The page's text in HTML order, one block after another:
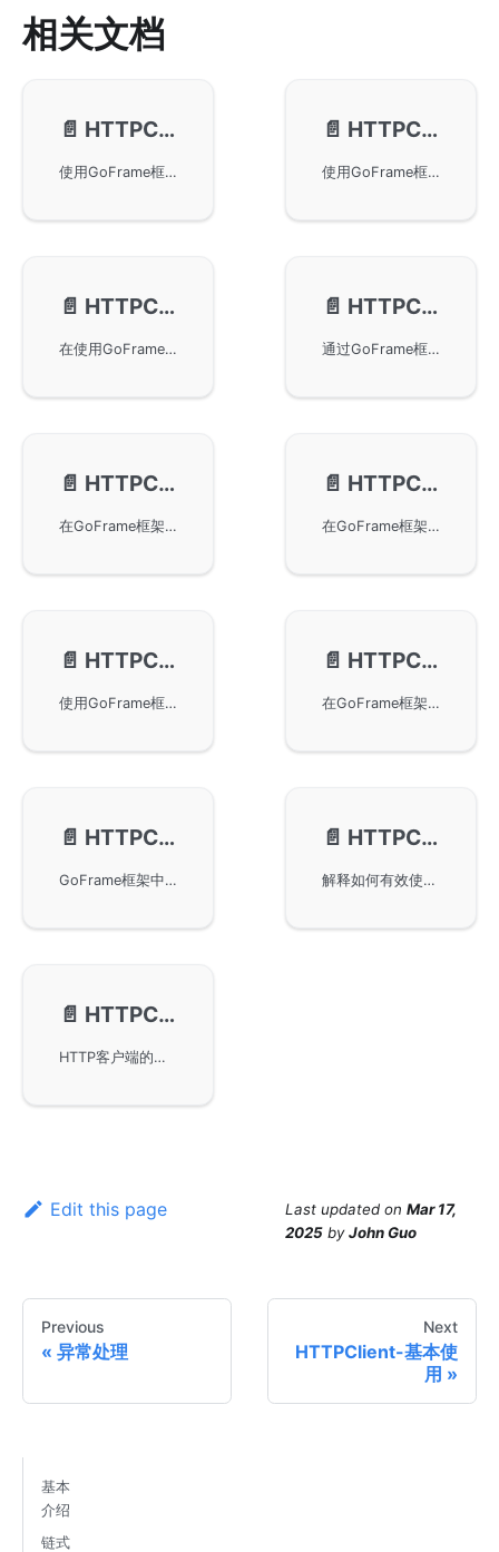
相关文档
📄️ HTTPClient-基本使用
使用GoFrame框架通过基本的HTTP客户端操作来发送GET、POST、DELETE请求，并处理返回值。本文还讨论了如何使用POST方法发送JSON数据、使用多参数、map类型参数进行请求。同时，提供了*Bytes、*Content和*Var方法的简要介绍，以帮助开发者更便捷地处理HTTP请求和响应内容。
📄️ HTTPClient-文件上传
使用GoFrame框架进行HTTP客户端文件上传，实现了方便的文件上传功能，并提供了三个主要的接口以支持单个和多个文件的上传。详细讲解了服务端及客户端的实现代码，并提供了自定义文件名称和规范路由接收上传文件的方法，适用于需要集成文件上传功能的开发场景。
📄️ HTTPClient-自定义Cookie
在使用GoFrame框架的HTTP客户端中自定义发送给服务端的Cookie内容，主要通过SetCookie和SetCookieMap方法实现。通过简单的服务端和客户端示例展示了如何设置与接收自定义的Cookie参数，实现HTTP客户端的个性化请求。
📄️ HTTPClient-自定义Header
通过GoFrame框架的HTTPClient功能，用户可以自定义HTTP请求的Header信息。本文介绍了如何利用SetHeader、SetHeaderMap和SetHeaderRaw等方法设置和发送Header，从而实现自定义链路跟踪信息，如Span-Id和Trace-Id。通过简单的代码示例，展示了客户端如何与服务端交互并返回结果。
📄️ HTTPClient-自定义ContentType
在GoFrame框架中使用HTTPClient自定义请求的ContentType。通过不同的操作方法如ContentJson和ContentXml，可以设置请求的Content-Type分别为application/json和application/xml。同时也提供了自定义ContentType的方法例子，帮助开发者灵活设置请求参数和编码方式，以满足不同的API请求需求。
📄️ HTTPClient-自定义Transport
在GoFrame框架中，通过自定义Transport实现HTTPClient的高级用法。包括使用Unix Socket进行客户端与服务端通信的方法，以及设置客户端连接池大小参数的具体实现。示例提供了大量真实代码片段，帮助开发者更好地理解并应用这些技术。
📄️ HTTPClient-请求信息打印
使用GoFrame框架中的HTTP客户端功能获取和打印HTTP请求的原始输入和输出信息。主要方法包括Raw、RawDump、RawRequest和RawResponse，适用于调试HTTP请求。示例展示了使用GoFrame框架发送POST请求并打印请求和响应的具体方法。
📄️ HTTPClient-代理Proxy设置
在GoFrame框架的HTTP客户端中设置代理服务器地址，支持http和socks5两种形式。通过SetProxy和Proxy方法，用户可以轻松配置代理，实现对外网资源的访问，包括普通调用示例和链式调用示例，帮助用户快速掌握代理功能的使用。
📄️ HTTPClient-拦截器/中间件
GoFrame框架中的HTTPClient拦截器/中间件特性，可用于全局请求拦截和参数校验。通过中间件，开发者可以在请求的前置和后置阶段插入自定义逻辑，修改提交参数或返回参数，实现签名参数注入等功能，确保接口参数的安全性。
📄️ HTTPClient-常见问题
解释如何有效使用GoFrame框架中的gclient.Client对象，以提高效率和降低资源使用。包含gclient.Client对象复用的建议以及如何处理非法字符问题，通过示例演示设置正确的ContentType。
📄️ HTTPClient-监控指标
HTTP客户端的监控指标功能，默认情况下是关闭状态，以免影响性能。它提供了多种指标供用户参考，如请求执行的时间开销、连接创建时间以及请求的字节总大小等，只有在metric特性全局开启时才会启用这些指标，帮助用户更好地进行性能分析。
Edit this page Last updated on Mar 17,
2025 byJohn Guo
Previous
异常处理
Next
HTTPClient-基本使
用
基本
介绍
链式